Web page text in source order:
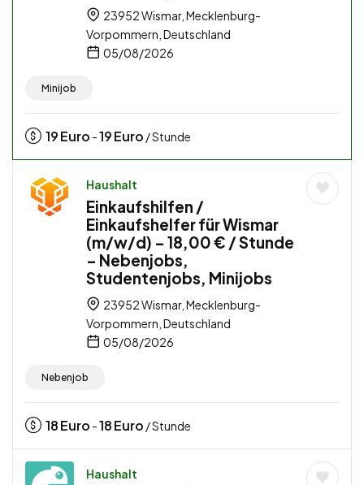
23952 Wismar, Mecklenburg-
Vorpommern, Deutschland
05/08/2026
Minijob
19Euro -19Euro / Stunde
Haushalt
Einkaufshilfen /
Einkaufshelfer für Wismar
(m/w/d) – 18,00 € / Stunde
– Nebenjobs,
Studentenjobs, Minijobs
23952 Wismar, Mecklenburg-
Vorpommern, Deutschland
05/08/2026
Nebenjob
18Euro -18Euro / Stunde
Haushalt